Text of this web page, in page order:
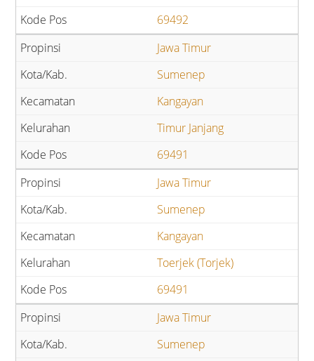
69492
Jawa Timur
Sumenep
Kangayan
Timur Janjang
69491
Jawa Timur
Sumenep
Kangayan
Toerjek (Torjek)
69491
Jawa Timur
Sumenep